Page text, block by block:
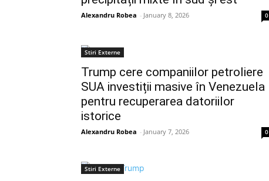
Alexandru Robea - January 8, 2026 0
Stiri Externe
Trump cere companiilor petroliere
SUA investiții masive în Venezuela
pentru recuperarea datoriilor
istorice
Alexandru Robea - January 7, 2026 0
Stiri Externe